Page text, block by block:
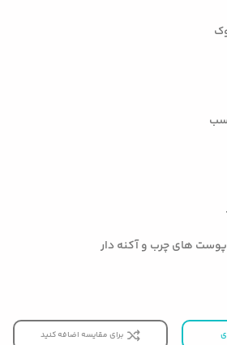
های چرب و آکنه دار
برای مقایسه اضافه کنید